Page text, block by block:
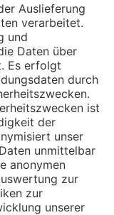
Auslieferung
verarbeitet.
und
Daten über
Es erfolgt
durch
ist
der
unser
unmittelbar
anonymen
zur
zur
unserer